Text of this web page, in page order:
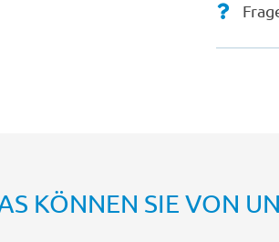
KÖNNEN SIE VON